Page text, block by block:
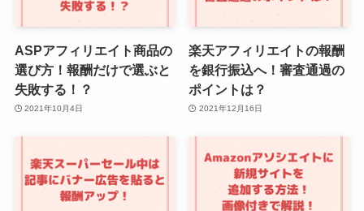
ASPアフィリエイト商品の
選び方！報酬だけで選ぶと
失敗する！？
2021年10月4日
楽天アフィリエイトの報酬
を銀行振込へ！審査通過の
ポイントは？
2021年12月16日